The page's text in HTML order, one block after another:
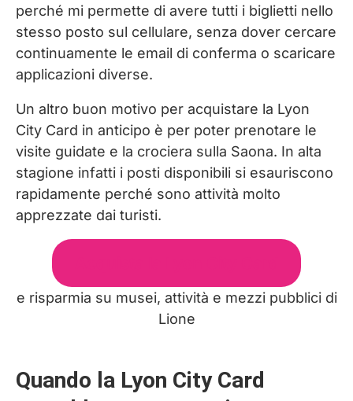
perché mi permette di avere tutti i biglietti nello
stesso posto sul cellulare, senza dover cercare
continuamente le email di conferma o scaricare
applicazioni diverse.
Un altro buon motivo per acquistare la Lyon
City Card in anticipo è per poter prenotare le
visite guidate e la crociera sulla Saona. In alta
stagione infatti i posti disponibili si esauriscono
rapidamente perché sono attività molto
apprezzate dai turisti.
e risparmia su musei, attività e mezzi pubblici di
Lione
Quando la Lyon City Card